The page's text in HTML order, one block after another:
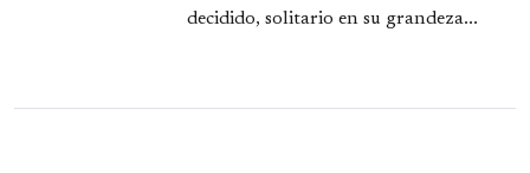
decidido, solitario en su grandeza...